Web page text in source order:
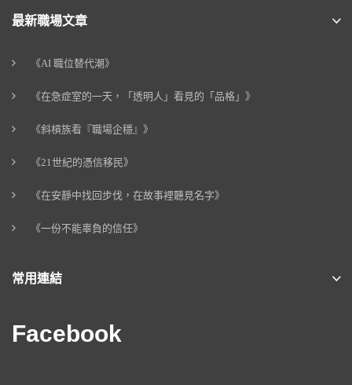
最新職場文章
《AI 職位替代潮》
《在急症室的一天，「透明人」看見的「品格」》
《斜槓族看『職場企穩』》
《21世紀的憑信移民》
《在安靜中找回步伐，在故事裡聽見名字》
《一份不能辜負的信任》
常用連結
Facebook